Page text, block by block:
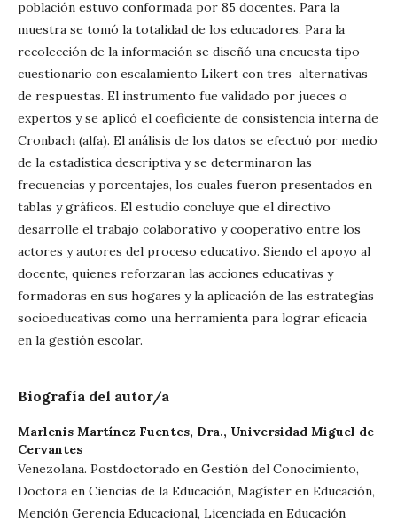
población estuvo conformada por 85 docentes. Para la
muestra se tomó la totalidad de los educadores. Para la
recolección de la información se diseñó una encuesta tipo
cuestionario con escalamiento Likert con tres alternativas
de respuestas. El instrumento fue validado por jueces o
expertos y se aplicó el coeficiente de consistencia interna de
Cronbach (alfa). El análisis de los datos se efectuó por medio
de la estadística descriptiva y se determinaron las
frecuencias y porcentajes, los cuales fueron presentados en
tablas y gráficos. El estudio concluye que el directivo
desarrolle el trabajo colaborativo y cooperativo entre los
actores y autores del proceso educativo. Siendo el apoyo al
docente, quienes reforzaran las acciones educativas y
formadoras en sus hogares y la aplicación de las estrategias
socioeducativas como una herramienta para lograr eficacia
en la gestión escolar.
Biografía del autor/a
Marlenis Martínez Fuentes, Dra., Universidad Miguel de
Cervantes
Venezolana. Postdoctorado en Gestión del Conocimiento,
Doctora en Ciencias de la Educación, Magíster en Educación,
Mención Gerencia Educacional, Licenciada en Educación